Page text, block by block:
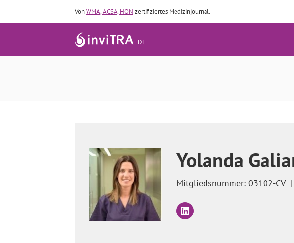
VonWMA, ACSA, HON zertifiziertes Medizinjournal.
DE
Welche Indikationen gibt es für eine
Yolanda
Mitgliedsnummer: 03102-CV |